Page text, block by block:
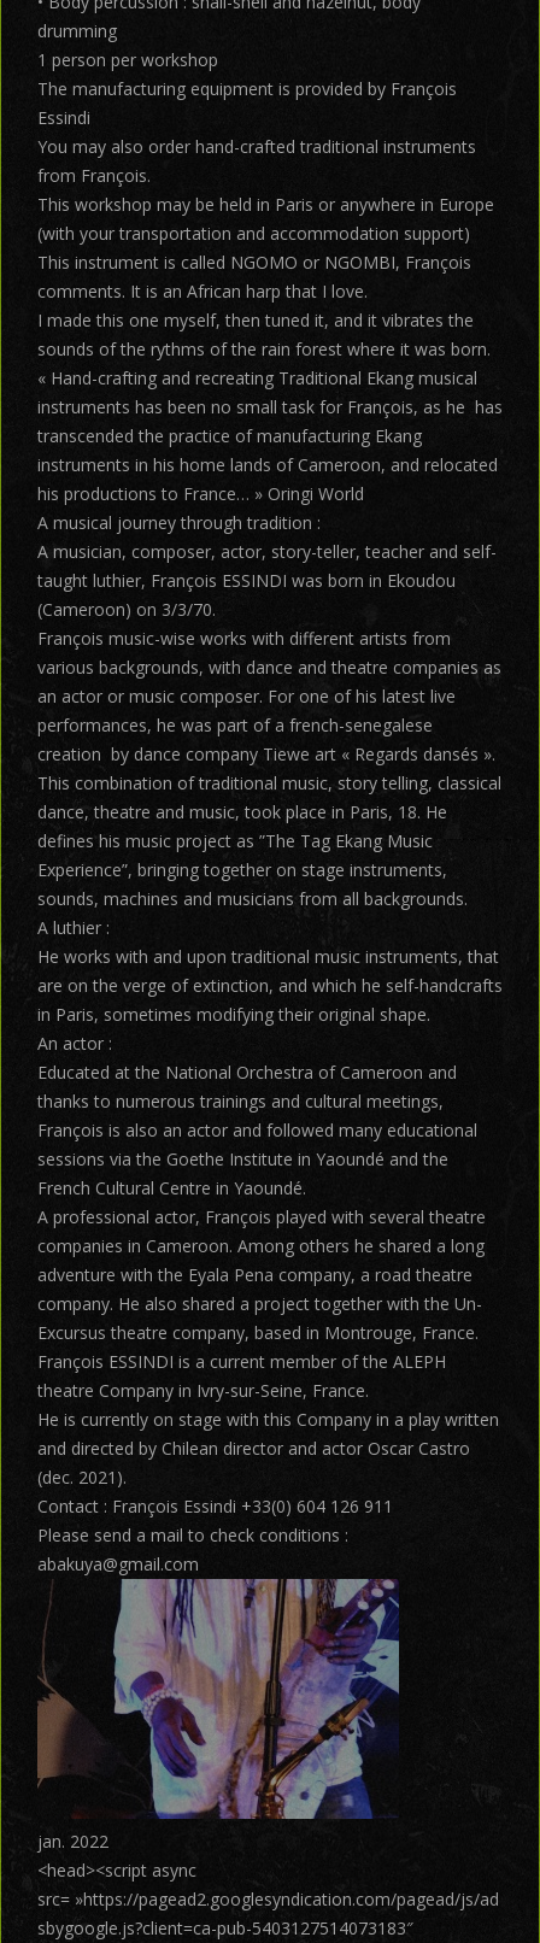
drumming
1 person per workshop
The manufacturing equipment is provided by François
Essindi
You may also order hand-crafted traditional instruments
from François.
This workshop may be held in Paris or anywhere in Europe
(with your transportation and accommodation support)
This instrument is called NGOMO or NGOMBI, François
comments. It is an African harp that I love.
I made this one myself, then tuned it, and it vibrates the
sounds of the rythms of the rain forest where it was born.
« Hand-crafting and recreating Traditional Ekang musical
instruments has been no small task for François, as he has
transcended the practice of manufacturing Ekang
instruments in his home lands of Cameroon, and relocated
his productions to France… » Oringi World
A musical journey through tradition :
A musician, composer, actor, story-teller, teacher and self-
taught luthier, François ESSINDI was born in Ekoudou
(Cameroon) on 3/3/70.
François music-wise works with different artists from
various backgrounds, with dance and theatre companies as
an actor or music composer. For one of his latest live
performances, he was part of a french-senegalese
creation by dance company Tiewe art « Regards dansés ».
This combination of traditional music, story telling, classical
dance, theatre and music, took place in Paris, 18. He
defines his music project as ”The Tag Ekang Music
Experience”, bringing together on stage instruments,
sounds, machines and musicians from all backgrounds.
A luthier :
He works with and upon traditional music instruments, that
are on the verge of extinction, and which he self-handcrafts
in Paris, sometimes modifying their original shape.
An actor :
Educated at the National Orchestra of Cameroon and
thanks to numerous trainings and cultural meetings,
François is also an actor and followed many educational
sessions via the Goethe Institute in Yaoundé and the
French Cultural Centre in Yaoundé.
A professional actor, François played with several theatre
companies in Cameroon. Among others he shared a long
adventure with the Eyala Pena company, a road theatre
company. He also shared a project together with the Un-
Excursus theatre company, based in Montrouge, France.
François ESSINDI is a current member of the ALEPH
theatre Company in Ivry-sur-Seine, France.
He is currently on stage with this Company in a play written
and directed by Chilean director and actor Oscar Castro
(dec. 2021).
Contact : François Essindi +33(0) 604 126 911
Please send a mail to check conditions :
abakuya@gmail.com
jan. 2022
<head><script async
src= »https://pagead2.googlesyndication.com/pagead/js/ad
sbygoogle.js?client=ca-pub-5403127514073183″